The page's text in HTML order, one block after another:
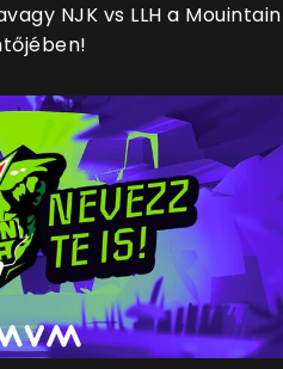
NJK vs LLH a Mouintain